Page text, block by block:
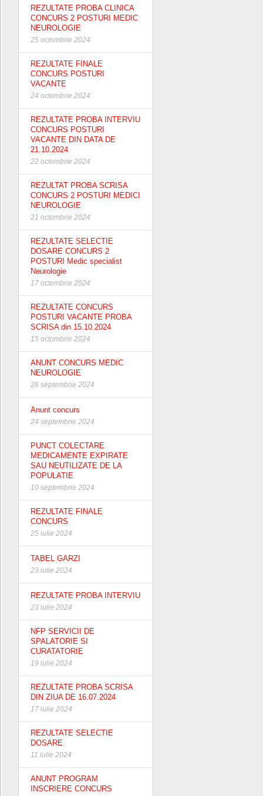
REZULTATE PROBA CLINICA
CONCURS 2 POSTURI MEDIC
NEUROLOGIE
25 octombrie 2024
REZULTATE FINALE
CONCURS POSTURI
VACANTE
24 octombrie 2024
REZULTATE PROBA INTERVIU
CONCURS POSTURI
VACANTE DIN DATA DE
21.10.2024
22 octombrie 2024
REZULTAT PROBA SCRISA
CONCURS 2 POSTURI MEDICI
NEUROLOGIE
21 octombrie 2024
REZULTATE SELECTIE
DOSARE CONCURS 2
POSTURI Medic specialist
Neurologie
17 octombrie 2024
REZULTATE CONCURS
POSTURI VACANTE PROBA
SCRISA din 15.10.2024
15 octombrie 2024
ANUNT CONCURS MEDIC
NEUROLOGIE
26 septembrie 2024
Anunt concurs
24 septembrie 2024
PUNCT COLECTARE
MEDICAMENTE EXPIRATE
SAU NEUTILIZATE DE LA
POPULATIE
10 septembrie 2024
REZULTATE FINALE
CONCURS
25 iulie 2024
TABEL GARZI
23 iulie 2024
REZULTATE PROBA INTERVIU
23 iulie 2024
NFP SERVICII DE
SPALATORIE SI
CURATATORIE
19 iulie 2024
REZULTATE PROBA SCRISA
DIN ZIUA DE 16.07.2024
17 iulie 2024
REZULTATE SELECTIE
DOSARE
11 iulie 2024
ANUNT PROGRAM
INSCRIERE CONCURS